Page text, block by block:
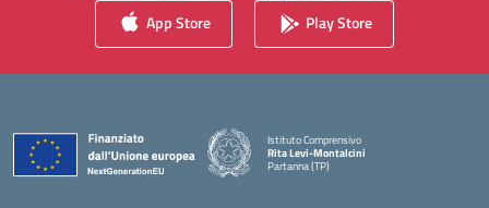
App Store Play Store
Istituto Comprensivo
Rita Levi-Montalcini
Partanna (TP)